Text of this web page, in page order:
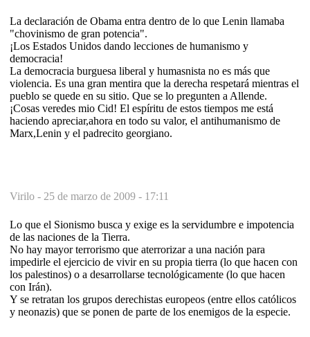
La declaración de Obama entra dentro de lo que Lenin llamaba
"chovinismo de gran potencia".
¡Los Estados Unidos dando lecciones de humanismo y
democracia!
La democracia burguesa liberal y humasnista no es más que
violencia. Es una gran mentira que la derecha respetará mientras el
pueblo se quede en su sitio. Que se lo pregunten a Allende.
¡Cosas veredes mio Cid! El espíritu de estos tiempos me está
haciendo apreciar,ahora en todo su valor, el antihumanismo de
Marx,Lenin y el padrecito georgiano.
Virilo - 25 de marzo de 2009 - 17:11
Lo que el Sionismo busca y exige es la servidumbre e impotencia
de las naciones de la Tierra.
No hay mayor terrorismo que aterrorizar a una nación para
impedirle el ejercicio de vivir en su propia tierra (lo que hacen con
los palestinos) o a desarrollarse tecnológicamente (lo que hacen
con Irán).
Y se retratan los grupos derechistas europeos (entre ellos católicos
y neonazis) que se ponen de parte de los enemigos de la especie.